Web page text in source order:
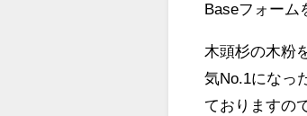
Baseフォーム
木頭杉の木粉
気No.1になっ
ておりますの